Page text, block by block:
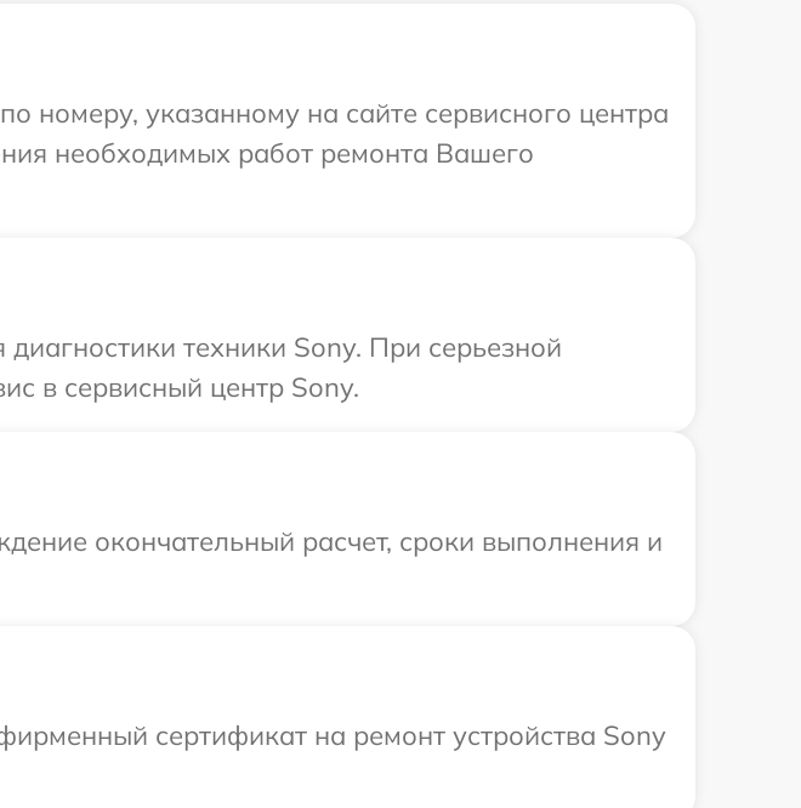
номеру, указанному на сайте сервисного центра
необходимых работ ремонта Вашего
техники Sony. При серьезной
в сервисный центр Sony.
окончательный расчет, сроки выполнения и
сертификат на ремонт устройства Sony